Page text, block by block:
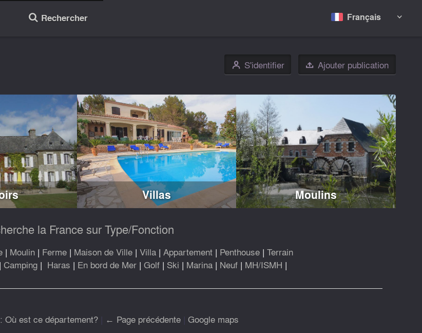
🔎 Rechercher Français 
👤 S'identifier  Ajouter publication
Villas Moulins
la France sur Type/Fonction
| Moulin | Ferme | Maison de Ville | Villa | Appartement | Penthouse | Terrain
| Camping | Haras | En bord de Mer | Golf | Ski | Marina | Neuf | MH/ISMH |
Où est ce département? | ← Page précédente | Google maps